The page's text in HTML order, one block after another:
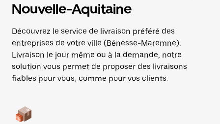
Nouvelle-Aquitaine
Découvrez le service de livraison préféré des
entreprises de votre ville (Bénesse-Maremne).
Livraison le jour même ou à la demande, notre
solution vous permet de proposer des livraisons
fiables pour vous, comme pour vos clients.